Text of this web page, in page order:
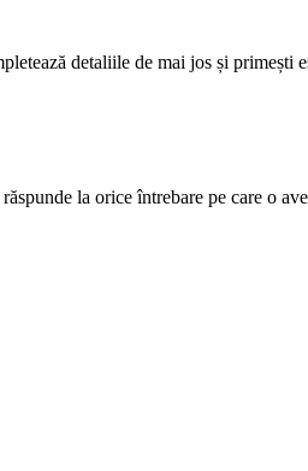
detaliile de mai jos și
la orice întrebare pe care o